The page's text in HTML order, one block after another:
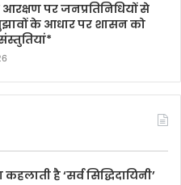
पर जनप्रतिनिधियों से
के आधार पर शासन को
है ‘सर्व सिद्धिदायिनी’